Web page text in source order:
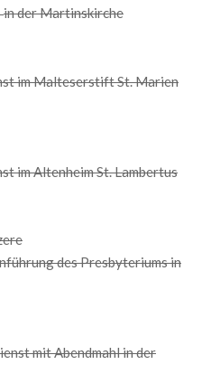
in der Martinskirche
im Malteserstift St. Marien
im Altenheim St. Lambertus
des Presbyteriums in
mit Abendmahl in der